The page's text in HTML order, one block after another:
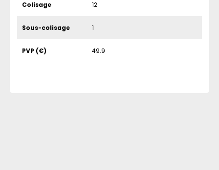
Colisage 12
Sous-colisage 1
PVP (€) 49.9